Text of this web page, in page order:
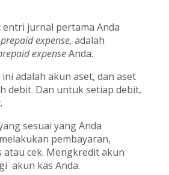
jurnal pertama Anda
prepaid expense, adalah
expenseAnda.
adalah akun aset, dan aset
debit. Dan untuk setiap debit,
sesuai yang Anda
pembayaran,
cek. Mengkredit akun
akun kas Anda.